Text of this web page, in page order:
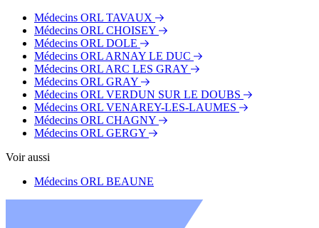
Médecins ORL TAVAUX
Médecins ORL CHOISEY
Médecins ORL DOLE
Médecins ORL ARNAY LE DUC
Médecins ORL ARC LES GRAY
Médecins ORL GRAY
Médecins ORL VERDUN SUR LE DOUBS
Médecins ORL VENAREY-LES-LAUMES
Médecins ORL CHAGNY
Médecins ORL GERGY
Voir aussi
Médecins ORL BEAUNE